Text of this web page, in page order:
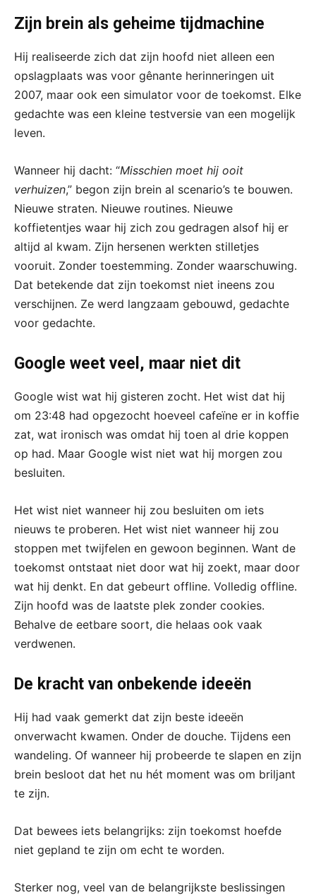
Zijn brein als geheime tijdmachine
Hij realiseerde zich dat zijn hoofd niet alleen een
opslagplaats was voor gênante herinneringen uit
2007, maar ook een simulator voor de toekomst. Elke
gedachte was een kleine testversie van een mogelijk
leven.
Wanneer hij dacht: “Misschien moet hij ooit
verhuizen,” begon zijn brein al scenario’s te bouwen.
Nieuwe straten. Nieuwe routines. Nieuwe
koffietentjes waar hij zich zou gedragen alsof hij er
altijd al kwam. Zijn hersenen werkten stilletjes
vooruit. Zonder toestemming. Zonder waarschuwing.
Dat betekende dat zijn toekomst niet ineens zou
verschijnen. Ze werd langzaam gebouwd, gedachte
voor gedachte.
Google weet veel, maar niet dit
Google wist wat hij gisteren zocht. Het wist dat hij
om 23:48 had opgezocht hoeveel cafeïne er in koffie
zat, wat ironisch was omdat hij toen al drie koppen
op had. Maar Google wist niet wat hij morgen zou
besluiten.
Het wist niet wanneer hij zou besluiten om iets
nieuws te proberen. Het wist niet wanneer hij zou
stoppen met twijfelen en gewoon beginnen. Want de
toekomst ontstaat niet door wat hij zoekt, maar door
wat hij denkt. En dat gebeurt offline. Volledig offline.
Zijn hoofd was de laatste plek zonder cookies.
Behalve de eetbare soort, die helaas ook vaak
verdwenen.
De kracht van onbekende ideeën
Hij had vaak gemerkt dat zijn beste ideeën
onverwacht kwamen. Onder de douche. Tijdens een
wandeling. Of wanneer hij probeerde te slapen en zijn
brein besloot dat het nu hét moment was om briljant
te zijn.
Dat bewees iets belangrijks: zijn toekomst hoefde
niet gepland te zijn om echt te worden.
Sterker nog, veel van de belangrijkste beslissingen